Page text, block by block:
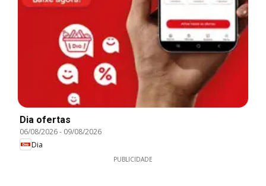
Dia ofertas
06/08/2026- 09/08/2026
Dia
PUBLICIDADE